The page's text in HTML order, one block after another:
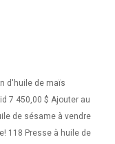
d'huile de maïs
7 450,00 $ Ajouter au
de sésame à vendre
118 Presse à huile de